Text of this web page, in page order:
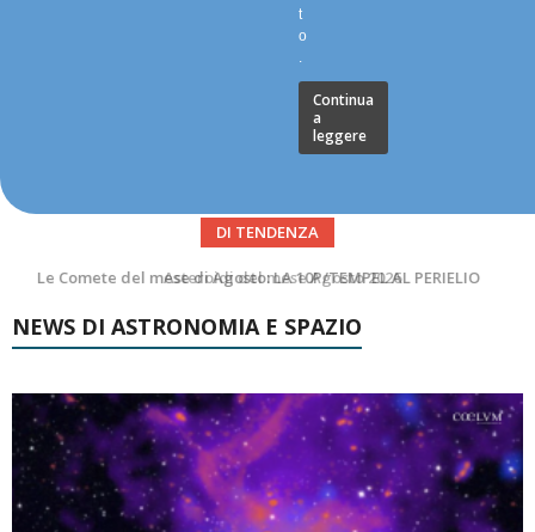
t
o
.
Continua
a
leggere
DI TENDENZA
Asteroidi del mese Agosto 2026
NEWS DI ASTRONOMIA E SPAZIO